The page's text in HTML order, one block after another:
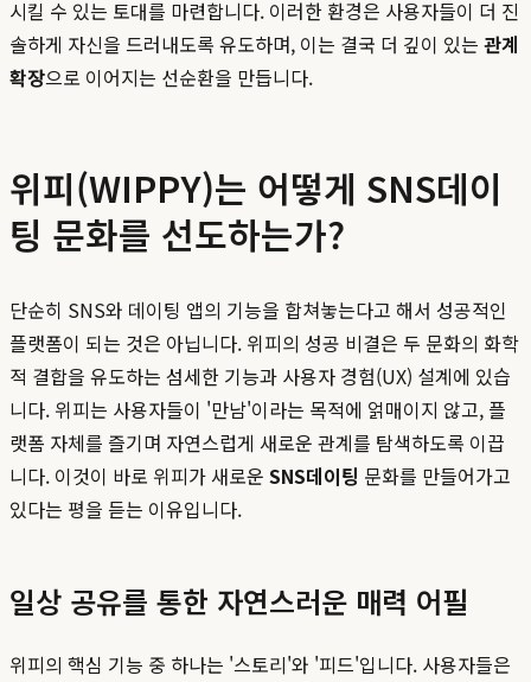
시킬 수 있는 토대를 마련합니다. 이러한 환경은 사용자들이 더 진
솔하게 자신을 드러내도록 유도하며, 이는 결국 더 깊이 있는 관계
확장으로 이어지는 선순환을 만듭니다.
위피(WIPPY)는 어떻게 SNS데이
팅 문화를 선도하는가?
단순히 SNS와 데이팅 앱의 기능을 합쳐놓는다고 해서 성공적인
플랫폼이 되는 것은 아닙니다. 위피의 성공 비결은 두 문화의 화학
적 결합을 유도하는 섬세한 기능과 사용자 경험(UX) 설계에 있습
니다. 위피는 사용자들이 '만남'이라는 목적에 얽매이지 않고, 플
랫폼 자체를 즐기며 자연스럽게 새로운 관계를 탐색하도록 이끕
니다. 이것이 바로 위피가 새로운 SNS데이팅 문화를 만들어가고
있다는 평을 듣는 이유입니다.
일상 공유를 통한 자연스러운 매력 어필
위피의 핵심 기능 중 하나는 '스토리'와 '피드'입니다. 사용자들은